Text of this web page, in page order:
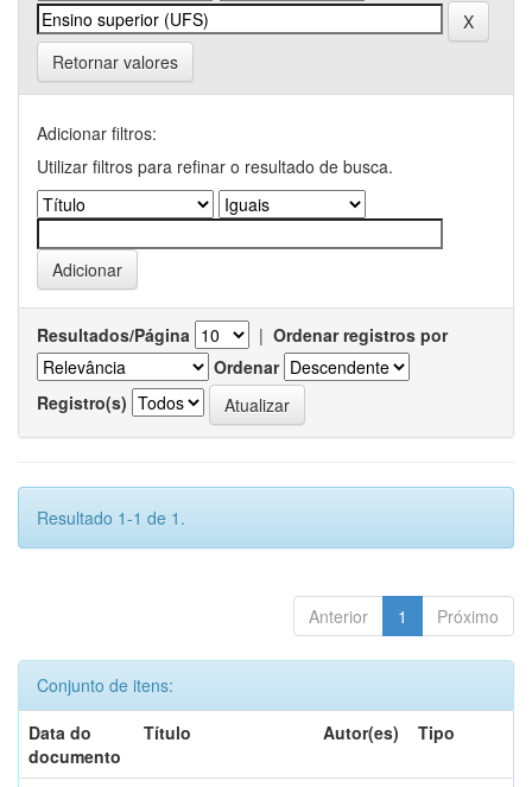
Retornar valores
Adicionar filtros:
Utilizar filtros para refinar o resultado de busca.
Resultados/Página | Ordenar registros por
Ordenar
Registro(s)
Resultado 1-1 de 1.
Anterior 1 Próximo
Conjunto de itens:
Data do
documento
Título Autor(es) Tipo